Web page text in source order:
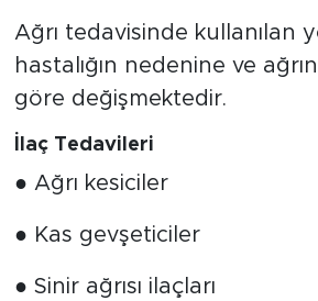
Ağrı tedavisinde kullanılan
hastalığın nedenine ve
göre değişmektedir.
İlaç Tedavileri
● Ağrı kesiciler
● Kas gevşeticiler
● Sinir ağrısı ilaçları